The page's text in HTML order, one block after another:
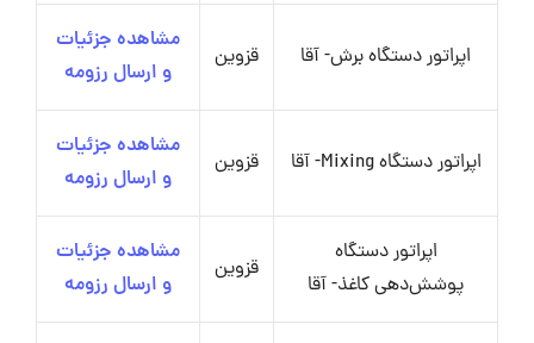
اپراتور دستگاه برش- آقا قزوین
مشاهده جزئیات
و ارسال رزومه
اپراتور دستگاه Mixing- آقا قزوین
مشاهده جزئیات
و ارسال رزومه
اپراتور دستگاه
پوشش‌دهی کاغذ- آقا
قزوین
مشاهده جزئیات
و ارسال رزومه